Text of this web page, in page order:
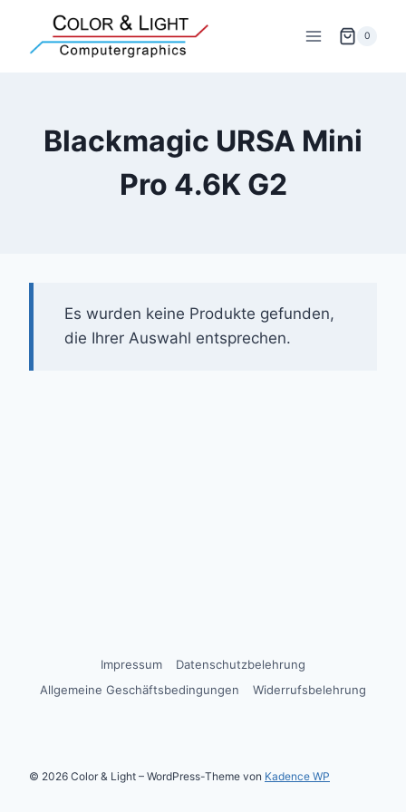
springen
0
Blackmagic URSA Mini
Pro 4.6K G2
Es wurden keine Produkte gefunden,
die Ihrer Auswahl entsprechen.
Impressum
Datenschutzbelehrung
Allgemeine Geschäftsbedingungen
Widerrufsbelehrung
© 2026 Color & Light – WordPress-Theme von Kadence WP